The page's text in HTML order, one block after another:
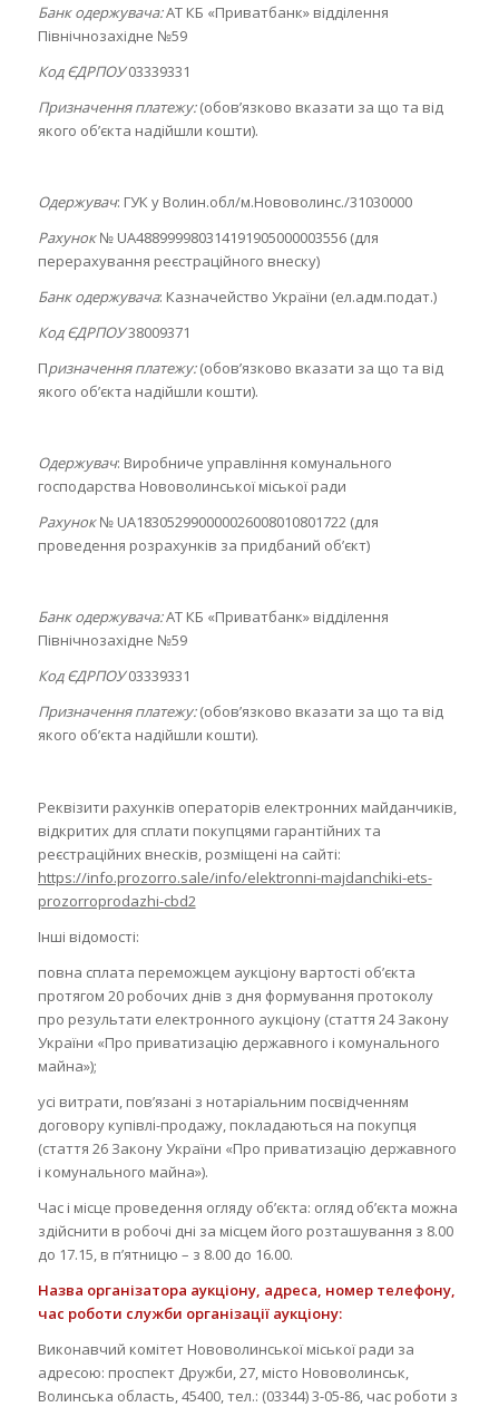
Банк одержувача:АТ КБ «Приватбанк» відділення
Північнозахідне №59
Код ЄДРПОУ03339331
Призначення платежу:(обов’язково вказати за що та від
якого об’єкта надійшли кошти).
Одержувач: ГУК у Волин.обл/м.Нововолинс./31030000
Рахунок№ UA488999980314191905000003556 (для
перерахування реєстраційного внеску)
Банк одержувача: Казначейство України (ел.адм.подат.)
Код ЄДРПОУ38009371
Призначення платежу:(обов’язково вказати за що та від
якого об’єкта надійшли кошти).
Одержувач: Виробниче управління комунального
господарства Нововолинської міської ради
Рахунок№ UA183052990000026008010801722 (для
проведення розрахунків за придбаний об’єкт)
Банк одержувача:АТ КБ «Приватбанк» відділення
Північнозахідне №59
Код ЄДРПОУ03339331
Призначення платежу:(обов’язково вказати за що та від
якого об’єкта надійшли кошти).
Реквізити рахунків операторів електронних майданчиків,
відкритих для сплати покупцями гарантійних та
реєстраційних внесків, розміщені на сайті:
https://info.prozorro.sale/info/elektronni-majdanchiki-ets-
prozorroprodazhi-cbd2
Інші відомості:
повна сплата переможцем аукціону вартості об’єкта
протягом 20 робочих днів з дня формування протоколу
про результати електронного аукціону (стаття 24 Закону
України «Про приватизацію державного і комунального
майна»);
усі витрати, пов’язані з нотаріальним посвідченням
договору купівлі-продажу, покладаються на покупця
(стаття 26 Закону України «Про приватизацію державного
і комунального майна»).
Час і місце проведення огляду об’єкта: огляд об’єкта можна
здійснити в робочі дні за місцем його розташування з 8.00
до 17.15, в п’ятницю – з 8.00 до 16.00.
Назва організатора аукціону, адреса, номер телефону,
час роботи служби організації аукціону:
Виконавчий комітет Нововолинської міської ради за
адресою: проспект Дружби, 27, місто Нововолинськ,
Волинська область, 45400, тел.: (03344) 3-05-86, час роботи з